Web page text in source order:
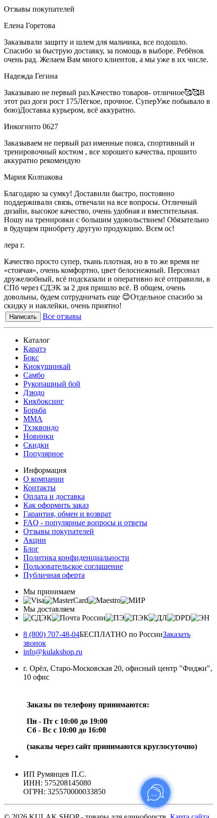
Отзывы покупателей
Елена Горетова
Заказывали защиту и шлем для мальчика, все подошло.
Спасибо за быструю доставку, за помощь в выборе. Ребёнок
очень рад. Желаем Вам много клиентов, а мы уже в их числе.
Надежда Гегина
Заказываю не первый раз.Качество товаров- отличное🥰🥰В
этот раз доги рост 175Лёгкое, прочное. СуперУже побывало в
бою)Доставка курьером, всё аккуратно.
Инкогнито 0627
Заказываем не первый раз именные пояса, спортивный и
тренировочный костюм , все хорошего качества, прошито
аккуратно рекомендую
Мария Колпакова
Благодарю за сумку! Доставили быстро, постоянно
поддерживали связь, отвечали на все вопросы. Отличный
дизайн, высокое качество, очень удобная и вместительная.
Ношу на тренировки с большим удовольствием! Обязательно
в будущем приобрету другую продукцию. Всем ос!
лера г.
Качество просто супер, ткань плотная, но в то же время не
«стоячая», очень комфортно, цвет белоснежный. Персонал
дружелюбный, всё подсказали и оперативно всё отправили, в
СПб через СДЭК за 2 дня пришло всё. В общем, очень
довольны, будем сотрудничать еще 😊Отдельное спасибо за
скидку и наклейки, очень приятно!
Написать Все отзывы
Каталог
Каратэ
Бокс
Киокушинкай
Самбо
Рукопашный бой
Дзюдо
Кикбоксинг
Борьба
MMA
Тхэквондо
Новинки
Скидки
Популярное
Информация
О компании
Контакты
Оплата и доставка
Как оформить заказ
Гарантия, обмен и возврат
FAQ - популярные вопросы и ответы
Отзывы покупателей
Акции
Блог
Политика конфиденциальности
Пользовательское соглашение
Публичная оферта
Мы принимаем
Мы доставляем
8 (800) 707-48-04БЕСПЛАТНО по РоссииЗаказать
звонок
info@kulakshop.ru
г. Орёл, Старо-Московская 20, офисный центр "Фиджи",
10 офис
Заказы по телефону принимаются:
Пн - Пт с 10:00 до 19:00
Сб - Вс с 10:00 до 16:00
(заказы через сайт принимаются круглосуточно)
ИП Румянцев П.С.
ИНН: 575208145080
ОГРН: 325570000033850